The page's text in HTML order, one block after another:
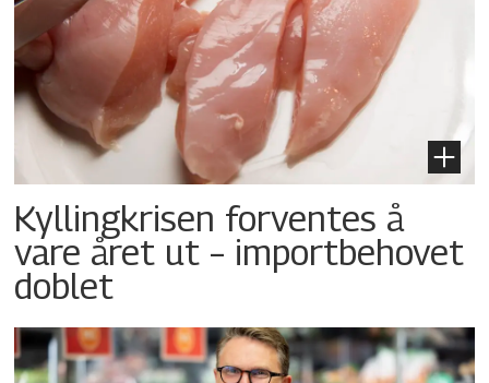
Kyllingkrisen forventes å
vare året ut – importbehovet
doblet